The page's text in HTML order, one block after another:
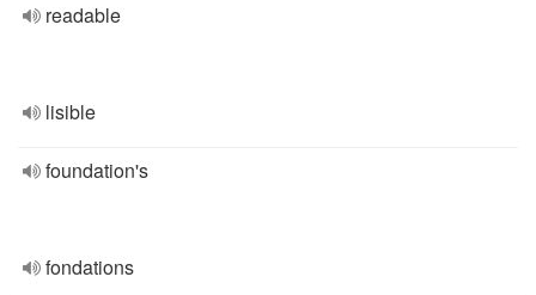
readable
lisible
foundation's
fondations